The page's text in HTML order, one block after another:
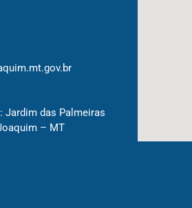
Jardim das Palmeiras
– MT